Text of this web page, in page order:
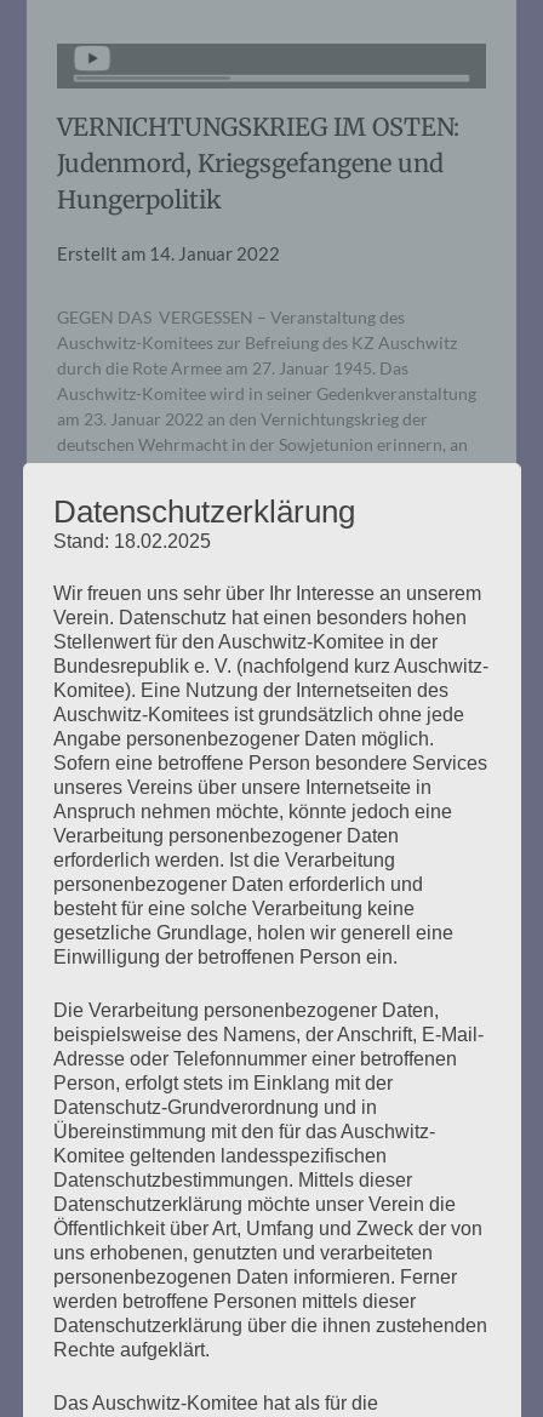
VERNICHTUNGSKRIEG IM OSTEN:
Judenmord, Kriegsgefangene und
Hungerpolitik
Erstellt am 14. Januar 2022
GEGEN DAS VERGESSEN – Veranstaltung des
Auschwitz-Komitees zur Befreiung des KZ Auschwitz
durch die Rote Armee am 27. Januar 1945. Das
Auschwitz-Komitee wird in seiner Gedenkveranstaltung
am 23. Januar 2022 an den Vernichtungskrieg der
deutschen Wehrmacht in der Sowjetunion erinnern, an
Holocaust, Hungerpolitik und das Leiden der
sowjetischen Kriegsgefangenen, das öffentlich nur sehr
selten gewürdigt wird.
mehr ...
OHNE ESTHER – der Auftrag an uns
Erstellt am26. Oktober 2021
GEGEN DAS VERGESSEN: Veranstaltung des Auschwitz-
Komitees zur Pogromnacht 1938
Donnerstag, 4. November 2021.
mehr ...
Seitennummerierung
der
Beiträge
Zurück 12 Weiter
Datenschutzerklärung
Stand: 18.02.2025
Wir freuen uns sehr über Ihr Interesse an unserem
Verein. Datenschutz hat einen besonders hohen
Stellenwert für den Auschwitz-Komitee in der
Bundesrepublik e. V. (nachfolgend kurz Auschwitz-
Komitee). Eine Nutzung der Internetseiten des
Auschwitz-Komitees ist grundsätzlich ohne jede
Angabe personenbezogener Daten möglich.
Sofern eine betroffene Person besondere Services
unseres Vereins über unsere Internetseite in
Anspruch nehmen möchte, könnte jedoch eine
Verarbeitung personenbezogener Daten
erforderlich werden. Ist die Verarbeitung
personenbezogener Daten erforderlich und
besteht für eine solche Verarbeitung keine
gesetzliche Grundlage, holen wir generell eine
Einwilligung der betroffenen Person ein.
Die Verarbeitung personenbezogener Daten,
beispielsweise des Namens, der Anschrift, E-Mail-
Adresse oder Telefonnummer einer betroffenen
Person, erfolgt stets im Einklang mit der
Datenschutz-Grundverordnung und in
Übereinstimmung mit den für das Auschwitz-
Komitee geltenden landesspezifischen
Datenschutzbestimmungen. Mittels dieser
Datenschutzerklärung möchte unser Verein die
Öffentlichkeit über Art, Umfang und Zweck der von
uns erhobenen, genutzten und verarbeiteten
personenbezogenen Daten informieren. Ferner
werden betroffene Personen mittels dieser
Datenschutzerklärung über die ihnen zustehenden
Rechte aufgeklärt.
Das Auschwitz-Komitee hat als für die